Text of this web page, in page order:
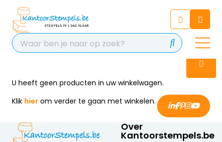
Chatbot
Chat 24/7 met onze chatbot
voor hulp
U heeft geen producten in uw winkelwagen.
Klik hier om verder te gaan met winkelen.
Over
Kantoorstempels.be